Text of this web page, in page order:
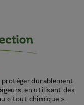
durablement
en utilisant des
« tout chimique ».